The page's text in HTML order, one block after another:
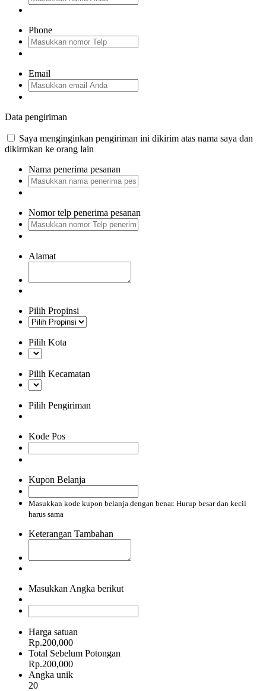
Phone
Email
Data pengiriman
Saya menginginkan pengiriman ini dikirim atas nama saya dan
dikirmkan ke orang lain
Nama penerima pesanan
Nomor telp penerima pesanan
Alamat
Pilih Propinsi
Pilih Kota
Pilih Kecamatan
Pilih Pengiriman
Kode Pos
Kupon Belanja
Masukkan kode kupon belanja dengan benar. Hurup besar dan kecil
harus sama
Keterangan Tambahan
Masukkan Angka berikut
Harga satuan
Rp.200,000
Total Sebelum Potongan
Rp.200,000
Angka unik
20